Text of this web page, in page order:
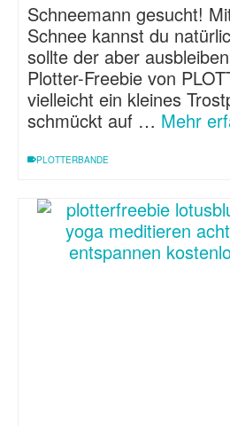
Schneemann gesucht!
Schnee kannst du
sollte der aber
Plotter-Freebie von
vielleicht ein kleines
schmückt auf … Mehr
PLOTTERBANDE